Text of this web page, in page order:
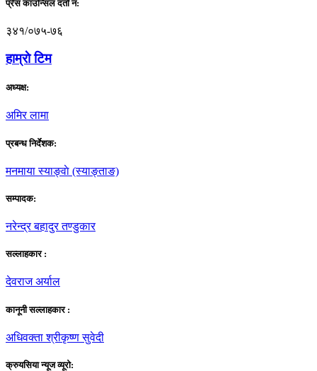
प्रेस काउन्सिल दर्ता नं:
३४१/०७५-७६
हाम्राे टिम
अध्यक्ष:
अमिर लामा
प्रबन्ध निर्देशक:
मनमाया स्याङ्वाे (स्याङ्ताङ)
सम्पादक:
नरेन्द्र बहादुर तण्डुकार
सल्लाहकार :
देवराज अर्याल
कानूनी सल्लाहकार :
अधिवक्ता श्रीकृष्ण सुवेदी
क्रुयसिया न्यूज व्यूराे: